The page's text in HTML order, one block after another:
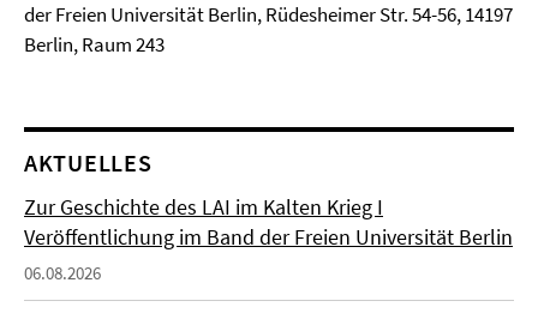
der Freien Universität Berlin, Rüdesheimer Str. 54-56, 14197
Berlin, Raum 243
AKTUELLES
Zur Geschichte des LAI im Kalten Krieg I
Veröffentlichung im Band der Freien Universität Berlin
06.08.2026